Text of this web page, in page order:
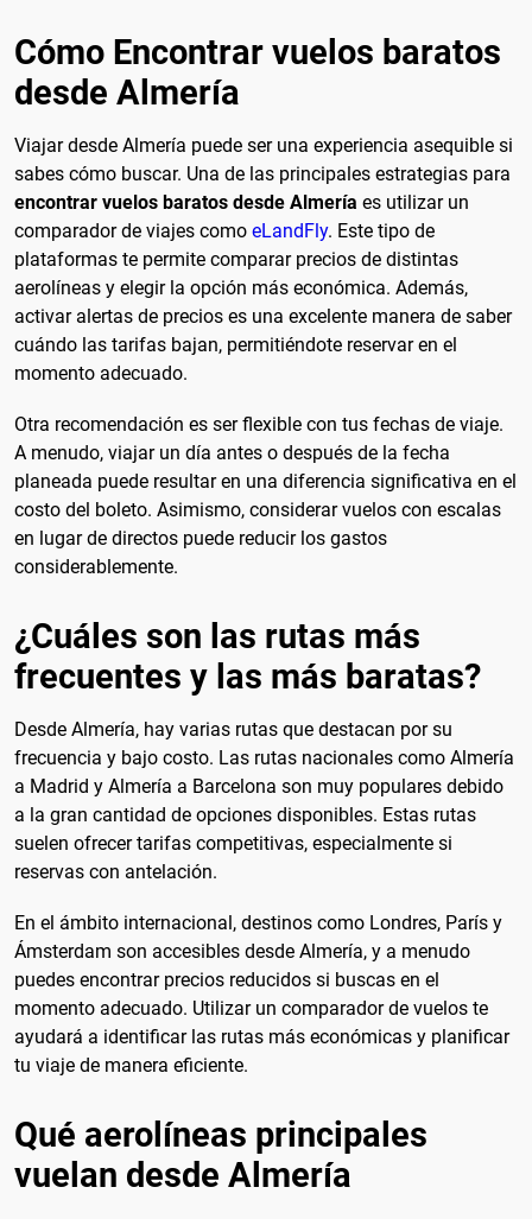
Cómo Encontrar vuelos baratos
desde Almería
Viajar desde Almería puede ser una experiencia asequible si
sabes cómo buscar. Una de las principales estrategias para
encontrar vuelos baratos desde Almería es utilizar un
comparador de viajes como eLandFly. Este tipo de
plataformas te permite comparar precios de distintas
aerolíneas y elegir la opción más económica. Además,
activar alertas de precios es una excelente manera de saber
cuándo las tarifas bajan, permitiéndote reservar en el
momento adecuado.
Otra recomendación es ser flexible con tus fechas de viaje.
A menudo, viajar un día antes o después de la fecha
planeada puede resultar en una diferencia significativa en el
costo del boleto. Asimismo, considerar vuelos con escalas
en lugar de directos puede reducir los gastos
considerablemente.
¿Cuáles son las rutas más
frecuentes y las más baratas?
Desde Almería, hay varias rutas que destacan por su
frecuencia y bajo costo. Las rutas nacionales como Almería
a Madrid y Almería a Barcelona son muy populares debido
a la gran cantidad de opciones disponibles. Estas rutas
suelen ofrecer tarifas competitivas, especialmente si
reservas con antelación.
En el ámbito internacional, destinos como Londres, París y
Ámsterdam son accesibles desde Almería, y a menudo
puedes encontrar precios reducidos si buscas en el
momento adecuado. Utilizar un comparador de vuelos te
ayudará a identificar las rutas más económicas y planificar
tu viaje de manera eficiente.
Qué aerolíneas principales
vuelan desde Almería